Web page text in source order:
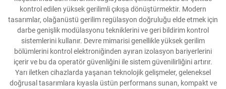
Bize Ulaşın
kontrol edilen yüksek gerilimli çıkışa dönüştürmektir. Modern
tasarımlar, olağanüstü gerilim regülasyon doğruluğu elde etmek için
darbe genişlik modülasyonu tekniklerini ve geri bildirim kontrol
sistemlerini kullanır. Devre mimarisi genellikle yüksek gerilim
bölümlerini kontrol elektroniğinden ayıran izolasyon bariyerlerini
içerir ve bu da operatör güvenliğini ile sistem güvenilirliğini artırır.
Yarı iletken cihazlarda yaşanan teknolojik gelişmeler, geleneksel
doğrusal tasarımlara kıyasla üstün performans sunan, kompakt ve